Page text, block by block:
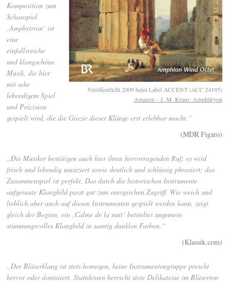
Veröffentlicht 2009 beim Label ACCENT (ACC 24195)
Amazon – J. M. Kraus: Amphitryon
Komposition zum
Schauspiel
‚Amphytrion‘ ist
eine
einfallsreiche
und klangschöne
Musik, die hier
mit sehr
lebendigem Spiel
und Präzision
gespielt wird, die die Grazie dieser Klänge erst erlebbar macht.“
(MDR Figaro)
„Die Musiker bestätigen auch hier ihren hervorragenden Ruf; es wird
frisch und lebendig musiziert sowie deutlich und schlüssig phrasiert; das
Zusammenspiel ist perfekt. Das durch die historischen Instrumente
aufgeraute Klangbild passt gut zum energischen Zugriff. Wie weich und
lieblich aber auch auf diesen Instrumenten gespielt werden kann, zeigt
gleich der Beginn, ein ‚Calme de la nuit‘ betiteltes ungemein
stimmungsvolles Klangbild in samtig dunklen Farben.“
(Klassik.com)
„Der Bläserklang ist stets homogen, keine Instrumentengruppe prescht
hervor oder dominiert. Stattdessen herrscht stete Delikatesse im Bläserton